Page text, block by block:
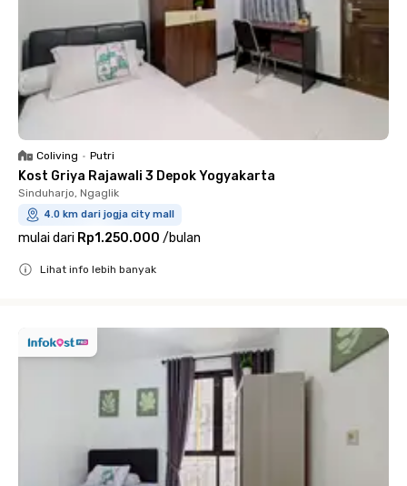
Coliving • Putri
Kost Griya Rajawali 3 Depok Yogyakarta
Sinduharjo, Ngaglik
4.0 km dari jogja city mall
mulai dari Rp1.250.000 /bulan
Lihat info lebih banyak